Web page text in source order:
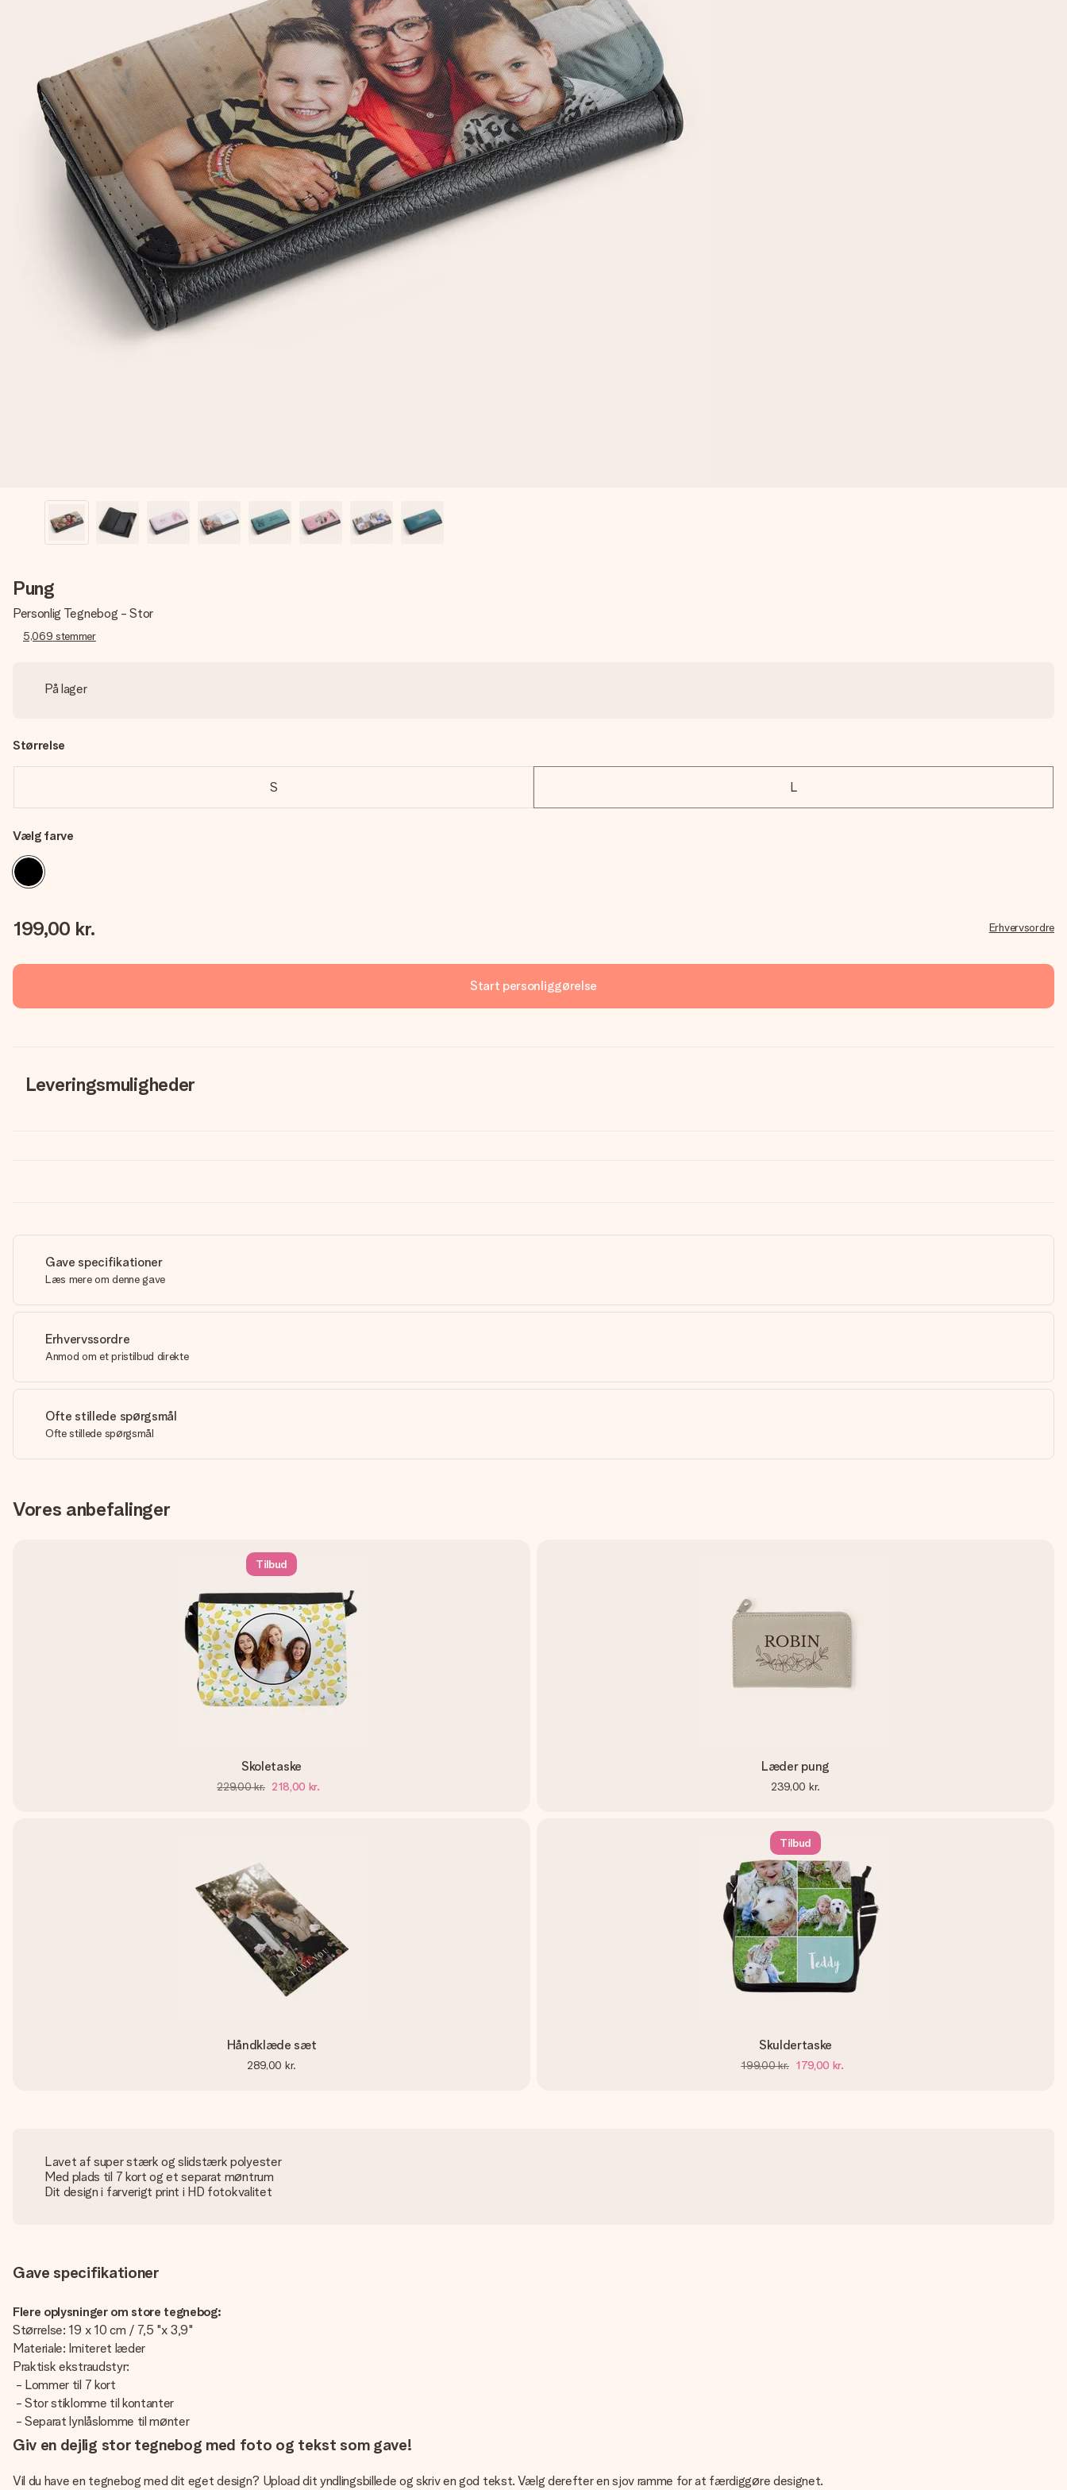
Pung
Personlig Tegnebog - Stor
5,069 stemmer
På lager
Størrelse
S L
Vælg farve
199,00 kr. Erhvervsordre
Start personliggørelse
Leveringsmuligheder
Gave specifikationer
Læs mere om denne gave
Erhvervssordre
Anmod om et pristilbud direkte
Ofte stillede spørgsmål
Ofte stillede spørgsmål
Vores anbefalinger
Tilbud
Skoletaske
229,00 kr. 218,00 kr.
Læder pung
239,00 kr.
Håndklæde sæt
289,00 kr.
Tilbud
Skuldertaske
199,00 kr. 179,00 kr.
Lavet af super stærk og slidstærk polyester
Med plads til 7 kort og et separat møntrum
Dit design i farverigt print i HD fotokvalitet
Gave specifikationer
Flere oplysninger om store tegnebog:
Størrelse: 19 x 10 cm / 7,5 "x 3,9"
Materiale: Imiteret læder
Praktisk ekstraudstyr:
- Lommer til 7 kort
- Stor stiklomme til kontanter
- Separat lynlåslomme til mønter
Giv en dejlig stor tegnebog med foto og tekst som gave!
Vil du have en tegnebog med dit eget design? Upload dit yndlingsbillede og skriv en god tekst. Vælg derefter en sjov ramme for at færdiggøre designet.